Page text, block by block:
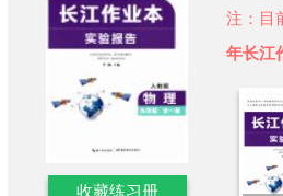
收藏练习册
注：目
年长江